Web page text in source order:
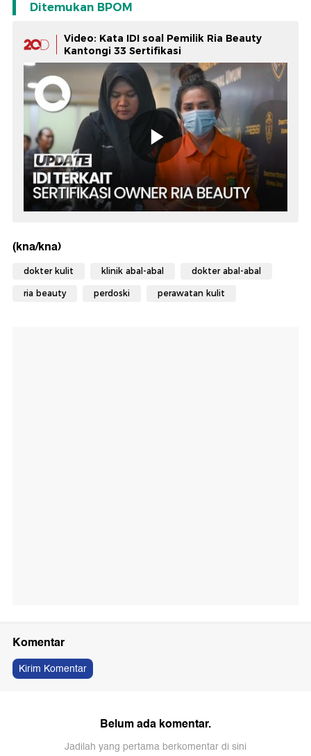
Ditemukan BPOM
Video: Kata IDI soal Pemilik Ria Beauty
Kantongi 33 Sertifikasi
(kna/kna)
dokter kulit klinik abal-abal dokter abal-abal
ria beauty perdoski perawatan kulit
Komentar
Kirim Komentar
Belum ada komentar.
Jadilah yang pertama berkomentar di sini